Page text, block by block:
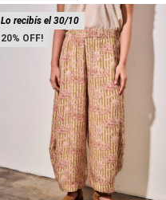
20
Lo recibís el 30/10